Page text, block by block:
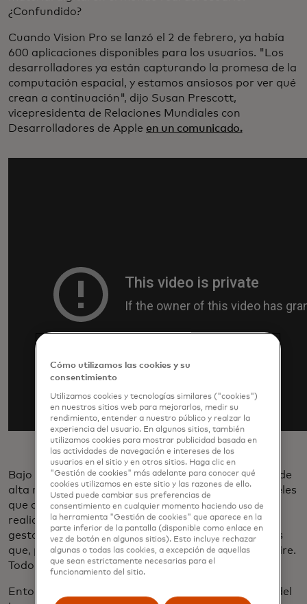
¿Confundido?
Cuando Vision Pro se lanzó el 2 de febrero, ya había
600 aplicaciones disponibles para los usuarios. "Los
desarrolladores ya están capturando la promesa de la
computación espacial, y estamos ansiosos por ver qué
crean a continuación", dijo Susan Prescott,
vicepresidenta de Relaciones Mundiales con
Desarrolladores de Apple en un comunicado.
Bajo el capó, el Vision Pro cuenta con una pantalla de
alta resolución donde el usuario puede ver más pixeles
que con un televisor 4K. Además, hay cámaras de
realidad aumentada que permiten interacciones de
gestos con las manos con programas y aplicaciones
que, para el usuario, parecen estar flotando en el aire.
Todo es muyIron Man.
Entonces, ¿por qué esto podría cambiar las reglas del
Cómo utilizamos las cookies y su
consentimiento
Utilizamos cookies y tecnologías similares ("cookies")
en nuestros sitios web para mejorarlos, medir su
rendimiento, entender a nuestro público y realzar la
experiencia del usuario. En algunos sitios, también
utilizamos cookies para mostrar publicidad basada en
las actividades de navegación e intereses de los
usuarios en el sitio y en otros sitios. Haga clic en
"Gestión de cookies" más adelante para conocer qué
cookies utilizamos en este sitio y las razones de ello.
Usted puede cambiar sus preferencias de
consentimiento en cualquier momento haciendo uso de
la herramienta "Gestión de cookies" que aparece en la
parte inferior de la pantalla (disponible como enlace en
vez de botón en algunos sitios). Esto incluye rechazar
algunas o todas las cookies, a excepción de aquellas
que sean estrictamente necesarias para el
funcionamiento del sitio.